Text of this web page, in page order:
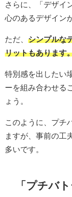
さらに、「デザイ
心のあるデザイン
ただ、 シンプルな
リットもあります
特別感を出したい
ーを組み合わせる
ょう。
このように、プチ
ますが、事前の工
多いです。
「プチバ